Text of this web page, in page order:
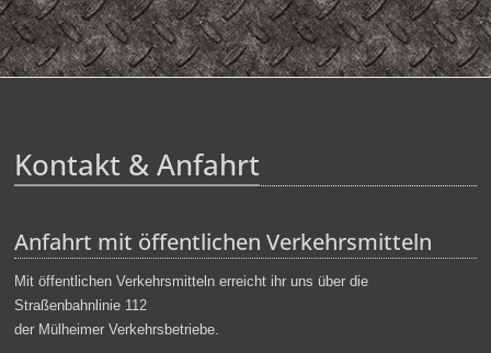
Kontakt & Anfahrt
Anfahrt mit öffentlichen Verkehrsmitteln
Mit öffentlichen Verkehrsmitteln erreicht ihr uns über die
Straßenbahnlinie 112
der Mülheimer Verkehrsbetriebe.